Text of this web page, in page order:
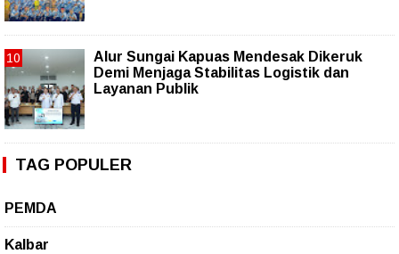
Alur Sungai Kapuas Mendesak Dikeruk
Demi Menjaga Stabilitas Logistik dan
Layanan Publik
TAG POPULER
PEMDA
Kalbar